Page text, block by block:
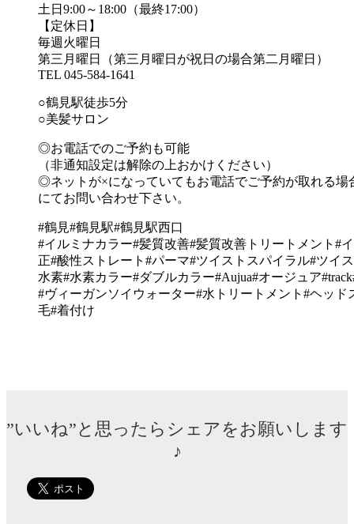
土日9:00～18:00（最終17:00）
【定休日】
毎週火曜日
第三月曜日（第三月曜日が祝日の場合第二月曜日）
TEL 045-584-1641
○鶴見駅徒歩5分
○美髪サロン
◎お電話でのご予約も可能
（非通知設定は解除の上おかけください）
◎ネットが×になっていてもお電話でご予約が取れる場
にてお問い合わせ下さい。
#鶴見#鶴見駅#鶴見駅西口
#イルミナカラー#髪質改善#髪質改善トリートメント#
正#酸性ストレート#パーマ#ツイストスパイラル#ツイ
水素#水素カラー#ダブルカラー#Aujua#オージュア
#ヴィーガンソイウォーター#水トリートメント#ヘッド
毛#着付け
”いいね”と思ったらシェアをお願いします
♪